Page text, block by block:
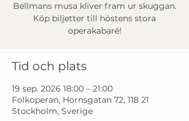
Bellmans musa kliver fram ur skuggan.
Köp biljetter till höstens stora
operakabaré!
Tid och plats
19 sep. 2026 18:00 – 21:00
Folkoperan, Hornsgatan 72, 118 21
Stockholm, Sverige